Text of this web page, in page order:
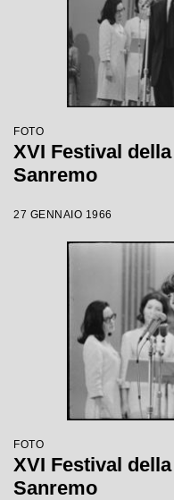
FOTO
XVI Festival
Sanremo
27 GENNAIO 1966
FOTO
XVI Festival
Sanremo